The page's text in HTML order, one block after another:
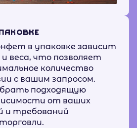
в упаковке зависит
веса, что позволяет
количество
с вашим запросом.
подходящую
от ваших
и требований